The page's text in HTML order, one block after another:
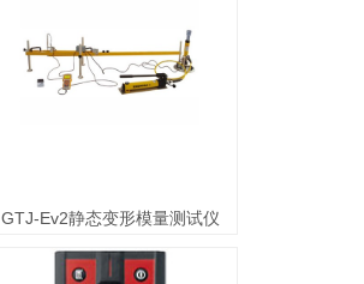
GTJ-Ev2静态变形模量测试仪